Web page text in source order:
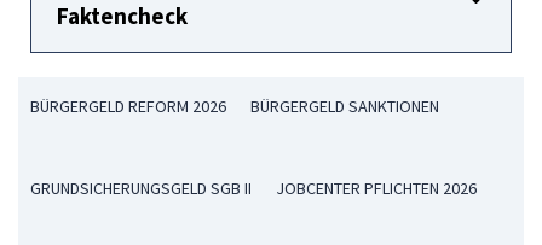
Faktencheck
BÜRGERGELD REFORM 2026 BÜRGERGELD SANKTIONEN
GRUNDSICHERUNGSGELD SGB II JOBCENTER PFLICHTEN 2026